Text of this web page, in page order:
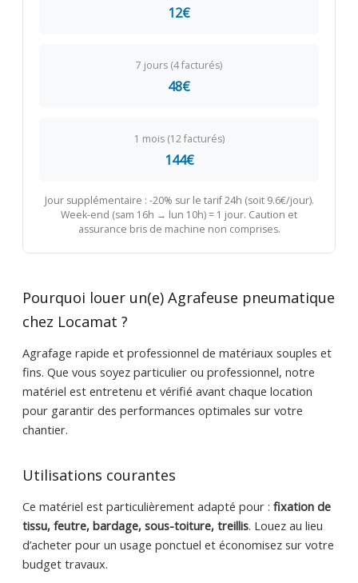
12€
7 jours (4 facturés)
48€
1 mois (12 facturés)
144€
Jour supplémentaire : -20% sur le tarif 24h (soit 9.6€/jour).
Week-end (sam 16h → lun 10h) = 1 jour. Caution et
assurance bris de machine non comprises.
Pourquoi louer un(e) Agrafeuse pneumatique
chez Locamat ?
Agrafage rapide et professionnel de matériaux souples et
fins. Que vous soyez particulier ou professionnel, notre
matériel est entretenu et vérifié avant chaque location
pour garantir des performances optimales sur votre
chantier.
Utilisations courantes
Ce matériel est particulièrement adapté pour : fixation de
tissu, feutre, bardage, sous-toiture, treillis. Louez au lieu
d’acheter pour un usage ponctuel et économisez sur votre
budget travaux.